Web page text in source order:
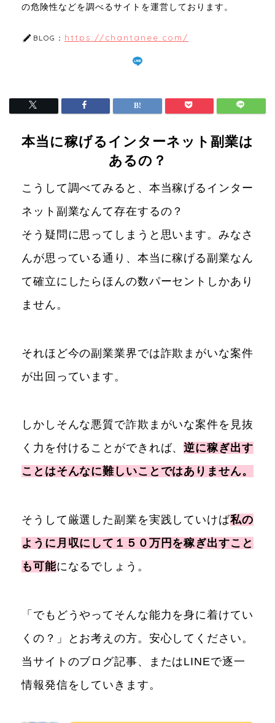
の危険性などを調べるサイトを運営しております。
BLOG： https://chantanee.com/
本当に稼げるインターネット副業は
あるの？
こうして調べてみると、本当稼げるインター
ネット副業なんて存在するの？
そう疑問に思ってしまうと思います。みなさ
んが思っている通り、本当に稼げる副業なん
て確立にしたらほんの数パーセントしかあり
ません。
それほど今の副業業界では詐欺まがいな案件
が出回っています。
しかしそんな悪質で詐欺まがいな案件を見抜
く力を付けることができれば、逆に稼ぎ出す
ことはそんなに難しいことではありません。
そうして厳選した副業を実践していけば私の
ように月収にして１５０万円を稼ぎ出すこと
も可能になるでしょう。
「でもどうやってそんな能力を身に着けてい
くの？」とお考えの方。安心してください。
当サイトのブログ記事、またはLINEで逐一
情報発信をしていきます。